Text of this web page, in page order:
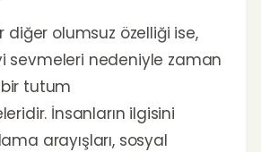
diğer olumsuz özelliği ise,
sevmeleri nedeniyle zaman
tutum
İnsanların ilgisini
arayışları, sosyal